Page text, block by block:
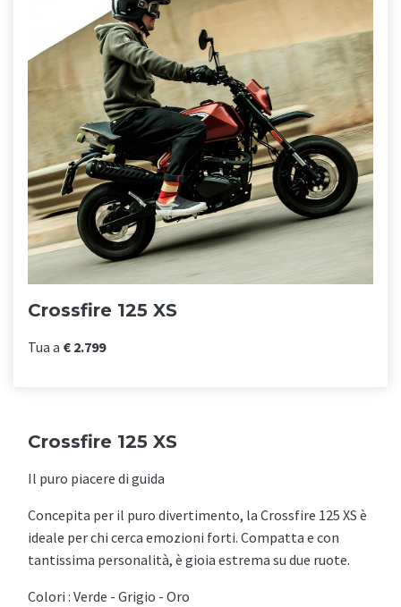
Crossfire 125 XS
Tua a € 2.799
Crossfire 125 XS
Il puro piacere di guida
Concepita per il puro divertimento, la Crossfire 125 XS è
ideale per chi cerca emozioni forti. Compatta e con
tantissima personalità, è gioia estrema su due ruote.
Colori : Verde - Grigio - Oro